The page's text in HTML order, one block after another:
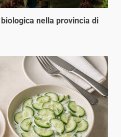
nella provincia di